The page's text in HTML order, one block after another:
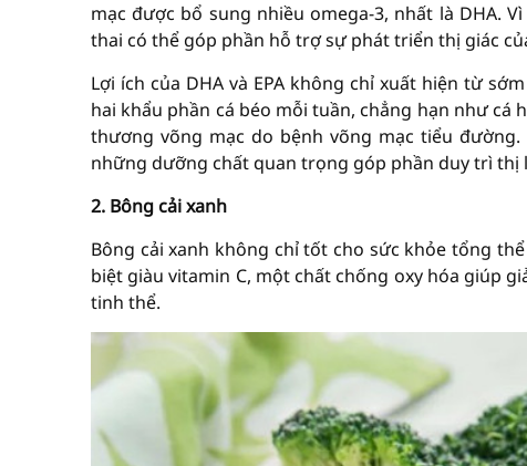
mạc được bổ sung nhiều omega-3, nhất là DHA.
thai có thể góp phần hỗ trợ sự phát triển thị giác
Lợi ích của DHA và EPA không chỉ xuất hiện từ
hai khẩu phần cá béo mỗi tuần, chẳng hạn như cá
thương võng mạc do bệnh võng mạc tiểu đường.
những dưỡng chất quan trọng góp phần duy trì thị
2. Bông cải xanh
Bông cải xanh không chỉ tốt cho sức khỏe tổng
biệt giàu vitamin C, một chất chống oxy hóa giúp
tinh thể.